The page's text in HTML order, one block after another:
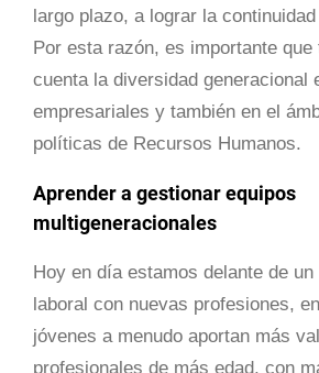
largo plazo, a lograr la
Por esta razón, es importante que
cuenta la diversidad generacional
empresariales y también en el
políticas de Recursos Humanos.
Aprender a gestionar equipos
multigeneracionales
Hoy en día estamos delante de
laboral con nuevas profesiones,
jóvenes a menudo aportan más
profesionales de más edad, con